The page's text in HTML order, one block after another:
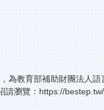
為教育部補助財團法
瀏覽：https://bestep.tw/